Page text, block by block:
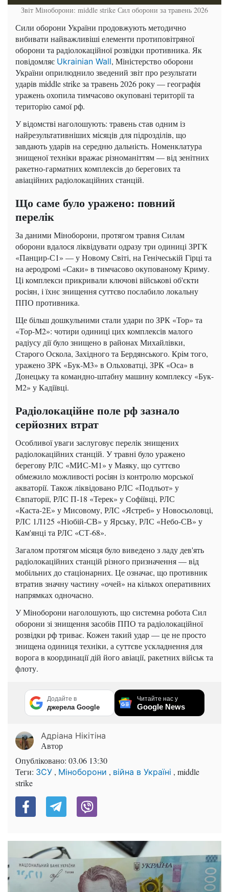
Звіт Міноборони: middle strike Сил оборони за травень 2026
Сили оборони України продовжують методично
вибивати найважливіші елементи протиповітряної
оборони та радіолокаційної розвідки противника. Як
повідомляє Ukrainian Wall, Міністерство оборони
України оприлюднило зведений звіт про результати
ударів middle strike за травень 2026 року — географія
уражень охопила тимчасово окуповані території та
територію самої рф.
У відомстві наголошують: травень став одним із
найрезультативніших місяців для підрозділів, що
завдають ударів на середню дальність. Номенклатура
знищеної техніки вражає різноманіттям — від зенітних
ракетно-гарматних комплексів до берегових та
авіаційних радіолокаційних станцій.
Що саме було уражено: повний
перелік
За даними Міноборони, протягом травня Силам
оборони вдалося ліквідувати одразу три одиниці ЗРГК
«Панцир-С1» — у Новому Світі, на Генічеській Гірці та
на аеродромі «Саки» в тимчасово окупованому Криму.
Ці комплекси прикривали ключові військові об'єкти
росіян, і їхнє знищення суттєво послабило локальну
ППО противника.
Ще більш дошкульними стали удари по ЗРК «Тор» та
«Тор-М2»: чотири одиниці цих комплексів малого
радіусу дії було знищено в районах Михайлівки,
Старого Оскола, Західного та Бердянського. Крім того,
уражено ЗРК «Бук-М3» в Ольховатці, ЗРК «Оса» в
Донецьку та командно-штабну машину комплексу «Бук-
М2» у Кадіївці.
Радіолокаційне поле рф зазнало
серйозних втрат
Особливої уваги заслуговує перелік знищених
радіолокаційних станцій. У травні було уражено
берегову РЛС «МИС-М1» у Маяку, що суттєво
обмежило можливості росіян із контролю морської
акваторії. Також ліквідовано РЛС «Подльот» у
Євпаторії, РЛС П-18 «Терек» у Софіївці, РЛС
«Каста-2Е» у Мисовому, РЛС «Ястреб» у Новосьоловці,
РЛС 1Л125 «Ніобій-СВ» у Ярську, РЛС «Небо-СВ» у
Кам'янці та РЛС «СТ-68».
Загалом протягом місяця було виведено з ладу дев'ять
радіолокаційних станцій різного призначення — від
мобільних до стаціонарних. Це означає, що противник
втратив значну частину «очей» на кількох оперативних
напрямках одночасно.
У Міноборони наголошують, що системна робота Сил
оборони зі знищення засобів ППО та радіолокаційної
розвідки рф триває. Кожен такий удар — це не просто
знищена одиниця техніки, а суттєве ускладнення для
ворога в координації дій його авіації, ракетних військ та
флоту.
Додайте в
джерела Google
Читайте нас у
Google News
Адріана Нікітіна
Автор
Опубліковано: 03.06 13:30
Теги: ЗСУ , Міноборони , війна в Україні , middle
strike